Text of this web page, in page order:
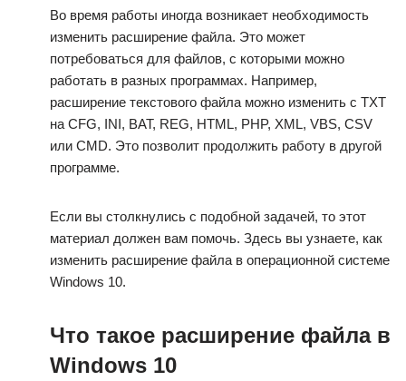
Во время работы иногда возникает необходимость
изменить расширение файла. Это может
потребоваться для файлов, с которыми можно
работать в разных программах. Например,
расширение текстового файла можно изменить с TXT
на CFG, INI, BAT, REG, HTML, PHP, XML, VBS, CSV
или CMD. Это позволит продолжить работу в другой
программе.
Если вы столкнулись с подобной задачей, то этот
материал должен вам помочь. Здесь вы узнаете, как
изменить расширение файла в операционной системе
Windows 10.
Что такое расширение файла в
Windows 10